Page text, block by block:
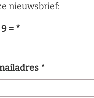
nieuwsbrief:
= *
*